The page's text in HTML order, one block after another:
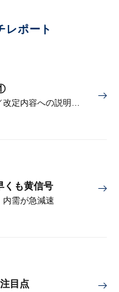
レポート
高市政権はより緩慢な引上げを容認／改定内容への説明責任が焦点
くも黄信号
内需が急減速
目点